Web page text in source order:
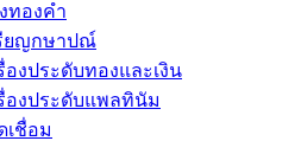
ทองคำ
ยญกษาปณ์
งประดับทองและเงิน
องประดับแพลทินัม
เชื่อม